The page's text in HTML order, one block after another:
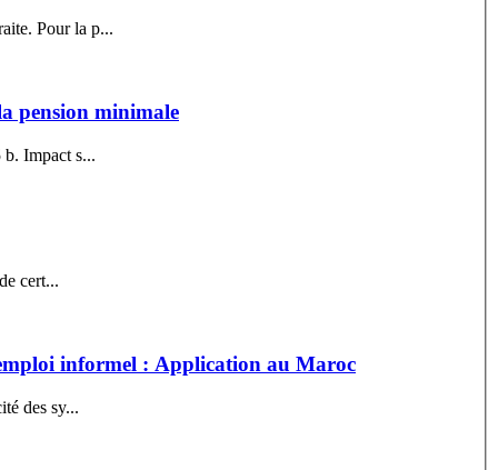
Pour la p...
pension minimale
Impact s...
2. Situation financière du régime 3. Impact de cert...
informel : Application au Maroc
des sy...